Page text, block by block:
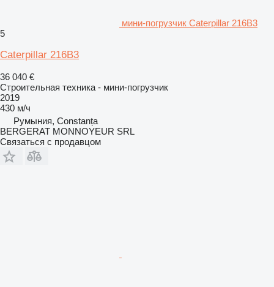
мини-погрузчик Caterpillar 216B3
5
Caterpillar 216B3
36 040 €
Строительная техника - мини-погрузчик
2019
430 м/ч
Румыния, Constanța
BERGERAT MONNOYEUR SRL
Связаться с продавцом